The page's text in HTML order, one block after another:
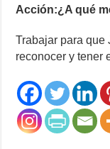
Acción:¿A qué
Trabajar para que
reconocer y tener